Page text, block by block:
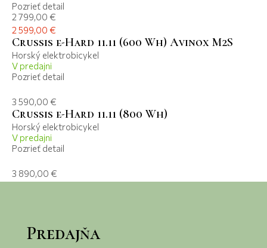
Pozrieť detail
2 799,00 €
2 599,00 €
Crussis e-Hard 11.11 (600 Wh) Avinox M2S
Horský elektrobicykel
V predajni
Pozrieť detail
3 590,00 €
Crussis e-Hard 11.11 (800 Wh)
Horský elektrobicykel
V predajni
Pozrieť detail
3 890,00 €
Predajňa